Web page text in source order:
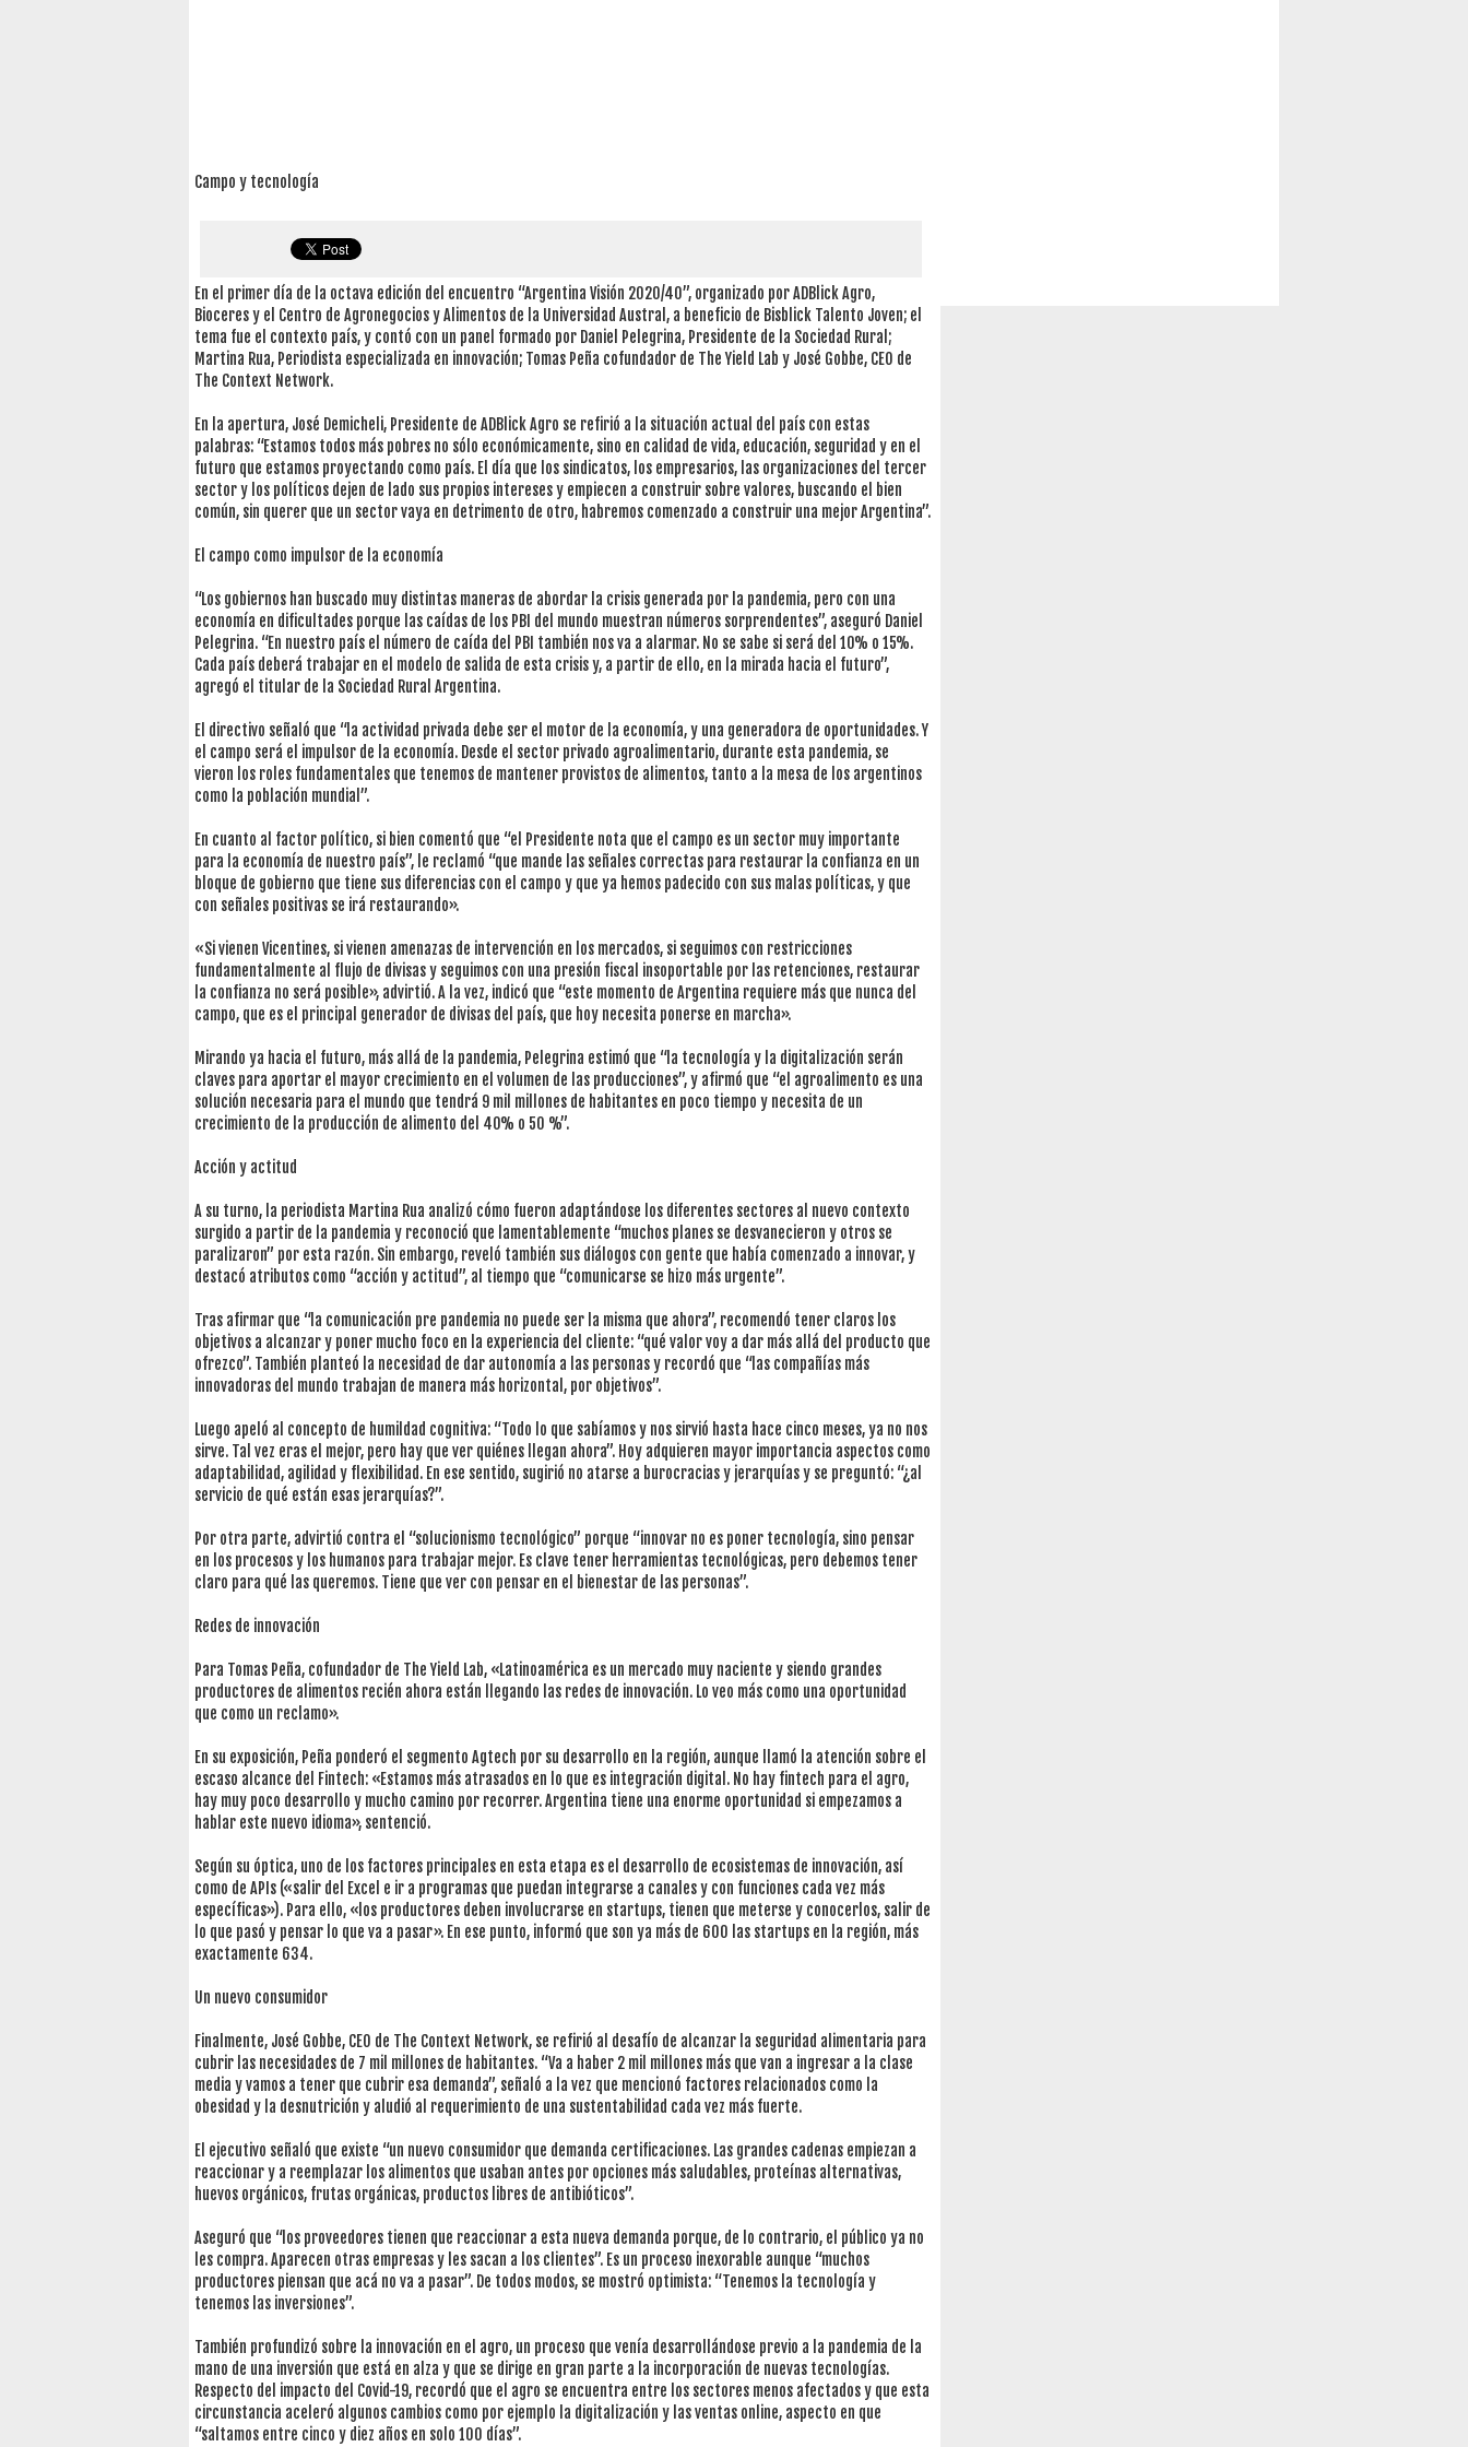
Campo y tecnología
En el primer día de la octava edición del encuentro “Argentina Visión 2020/40”, organizado por ADBlick Agro,
Bioceres y el Centro de Agronegocios y Alimentos de la Universidad Austral, a beneficio de Bisblick Talento Joven; el
tema fue el contexto país, y contó con un panel formado por Daniel Pelegrina, Presidente de la Sociedad Rural;
Martina Rua, Periodista especializada en innovación; Tomas Peña cofundador de The Yield Lab y José Gobbe, CEO de
The Context Network.
En la apertura, José Demicheli, Presidente de ADBlick Agro se refirió a la situación actual del país con estas
palabras: “Estamos todos más pobres no sólo económicamente, sino en calidad de vida, educación, seguridad y en el
futuro que estamos proyectando como país. El día que los sindicatos, los empresarios, las organizaciones del tercer
sector y los políticos dejen de lado sus propios intereses y empiecen a construir sobre valores, buscando el bien
común, sin querer que un sector vaya en detrimento de otro, habremos comenzado a construir una mejor Argentina”.
El campo como impulsor de la economía
“Los gobiernos han buscado muy distintas maneras de abordar la crisis generada por la pandemia, pero con una
economía en dificultades porque las caídas de los PBI del mundo muestran números sorprendentes”, aseguró Daniel
Pelegrina. “En nuestro país el número de caída del PBI también nos va a alarmar. No se sabe si será del 10% o 15%.
Cada país deberá trabajar en el modelo de salida de esta crisis y, a partir de ello, en la mirada hacia el futuro”,
agregó el titular de la Sociedad Rural Argentina.
El directivo señaló que “la actividad privada debe ser el motor de la economía, y una generadora de oportunidades. Y
el campo será el impulsor de la economía. Desde el sector privado agroalimentario, durante esta pandemia, se
vieron los roles fundamentales que tenemos de mantener provistos de alimentos, tanto a la mesa de los argentinos
como la población mundial”.
En cuanto al factor político, si bien comentó que “el Presidente nota que el campo es un sector muy importante
para la economía de nuestro país”, le reclamó “que mande las señales correctas para restaurar la confianza en un
bloque de gobierno que tiene sus diferencias con el campo y que ya hemos padecido con sus malas políticas, y que
con señales positivas se irá restaurando».
«Si vienen Vicentines, si vienen amenazas de intervención en los mercados, si seguimos con restricciones
fundamentalmente al flujo de divisas y seguimos con una presión fiscal insoportable por las retenciones, restaurar
la confianza no será posible», advirtió. A la vez, indicó que “este momento de Argentina requiere más que nunca del
campo, que es el principal generador de divisas del país, que hoy necesita ponerse en marcha».
Mirando ya hacia el futuro, más allá de la pandemia, Pelegrina estimó que “la tecnología y la digitalización serán
claves para aportar el mayor crecimiento en el volumen de las producciones”, y afirmó que “el agroalimento es una
solución necesaria para el mundo que tendrá 9 mil millones de habitantes en poco tiempo y necesita de un
crecimiento de la producción de alimento del 40% o 50 %”.
Acción y actitud
A su turno, la periodista Martina Rua analizó cómo fueron adaptándose los diferentes sectores al nuevo contexto
surgido a partir de la pandemia y reconoció que lamentablemente “muchos planes se desvanecieron y otros se
paralizaron” por esta razón. Sin embargo, reveló también sus diálogos con gente que había comenzado a innovar, y
destacó atributos como “acción y actitud”, al tiempo que “comunicarse se hizo más urgente”.
Tras afirmar que “la comunicación pre pandemia no puede ser la misma que ahora”, recomendó tener claros los
objetivos a alcanzar y poner mucho foco en la experiencia del cliente: “qué valor voy a dar más allá del producto que
ofrezco”. También planteó la necesidad de dar autonomía a las personas y recordó que “las compañías más
innovadoras del mundo trabajan de manera más horizontal, por objetivos”.
Luego apeló al concepto de humildad cognitiva: “Todo lo que sabíamos y nos sirvió hasta hace cinco meses, ya no nos
sirve. Tal vez eras el mejor, pero hay que ver quiénes llegan ahora”. Hoy adquieren mayor importancia aspectos como
adaptabilidad, agilidad y flexibilidad. En ese sentido, sugirió no atarse a burocracias y jerarquías y se preguntó: “¿al
servicio de qué están esas jerarquías?”.
Por otra parte, advirtió contra el “solucionismo tecnológico” porque “innovar no es poner tecnología, sino pensar
en los procesos y los humanos para trabajar mejor. Es clave tener herramientas tecnológicas, pero debemos tener
claro para qué las queremos. Tiene que ver con pensar en el bienestar de las personas”.
Redes de innovación
Para Tomas Peña, cofundador de The Yield Lab, «Latinoamérica es un mercado muy naciente y siendo grandes
productores de alimentos recién ahora están llegando las redes de innovación. Lo veo más como una oportunidad
que como un reclamo».
En su exposición, Peña ponderó el segmento Agtech por su desarrollo en la región, aunque llamó la atención sobre el
escaso alcance del Fintech: «Estamos más atrasados en lo que es integración digital. No hay fintech para el agro,
hay muy poco desarrollo y mucho camino por recorrer. Argentina tiene una enorme oportunidad si empezamos a
hablar este nuevo idioma», sentenció.
Según su óptica, uno de los factores principales en esta etapa es el desarrollo de ecosistemas de innovación, así
como de APIs («salir del Excel e ir a programas que puedan integrarse a canales y con funciones cada vez más
específicas»). Para ello, «los productores deben involucrarse en startups, tienen que meterse y conocerlos, salir de
lo que pasó y pensar lo que va a pasar». En ese punto, informó que son ya más de 600 las startups en la región, más
exactamente 634.
Un nuevo consumidor
Finalmente, José Gobbe, CEO de The Context Network, se refirió al desafío de alcanzar la seguridad alimentaria para
cubrir las necesidades de 7 mil millones de habitantes. “Va a haber 2 mil millones más que van a ingresar a la clase
media y vamos a tener que cubrir esa demanda”, señaló a la vez que mencionó factores relacionados como la
obesidad y la desnutrición y aludió al requerimiento de una sustentabilidad cada vez más fuerte.
El ejecutivo señaló que existe “un nuevo consumidor que demanda certificaciones. Las grandes cadenas empiezan a
reaccionar y a reemplazar los alimentos que usaban antes por opciones más saludables, proteínas alternativas,
huevos orgánicos, frutas orgánicas, productos libres de antibióticos”.
Aseguró que “los proveedores tienen que reaccionar a esta nueva demanda porque, de lo contrario, el público ya no
les compra. Aparecen otras empresas y les sacan a los clientes”. Es un proceso inexorable aunque “muchos
productores piensan que acá no va a pasar”. De todos modos, se mostró optimista: “Tenemos la tecnología y
tenemos las inversiones”.
También profundizó sobre la innovación en el agro, un proceso que venía desarrollándose previo a la pandemia de la
mano de una inversión que está en alza y que se dirige en gran parte a la incorporación de nuevas tecnologías.
Respecto del impacto del Covid-19, recordó que el agro se encuentra entre los sectores menos afectados y que esta
circunstancia aceleró algunos cambios como por ejemplo la digitalización y las ventas online, aspecto en que
“saltamos entre cinco y diez años en solo 100 días”.